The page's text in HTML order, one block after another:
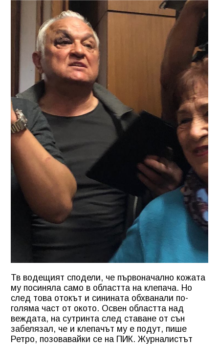
Тв водещият сподели, че първоначално кожата
му посиняла само в областта на клепача. Но
след това отокът и синината обхванали по-
голяма част от окото. Освен областта над
веждата, на сутринта след ставане от сън
забелязал, че и клепачът му е подут, пише
Ретро, позовавайки се на ПИК. Журналистът